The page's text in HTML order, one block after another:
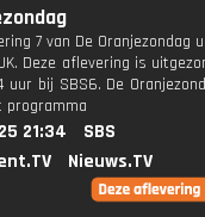
7 van De Oranjezondag
Deze aflevering is
uur bij SBS6. De
programma
21:34
SBS
Nieuws.TV